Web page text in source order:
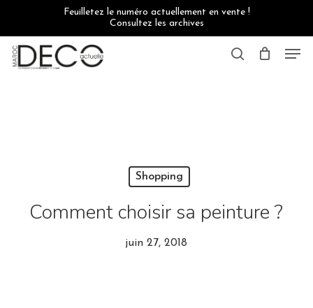
Feuilletez le numéro actuellement en vente !
Consultez les archives
search
Shopping
Comment choisir sa peinture ?
juin 27, 2018